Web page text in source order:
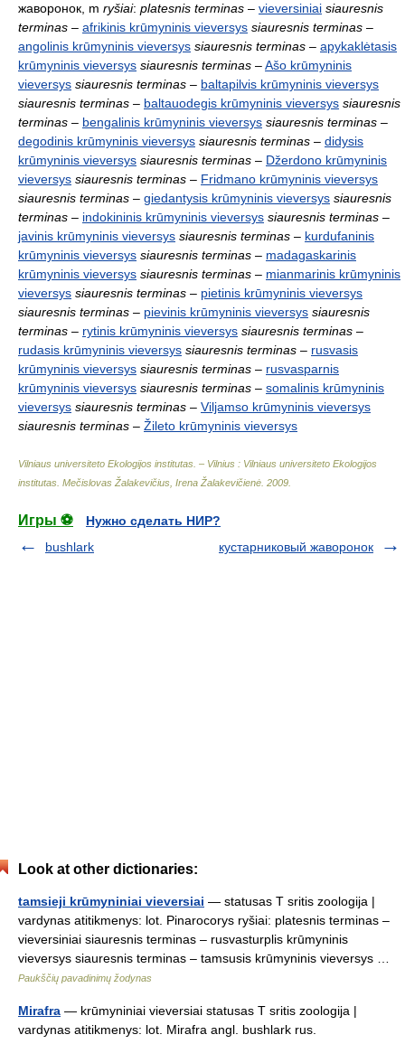
жаворонок, m ryšiai: platesnis terminas – vieversiniai siauresnis
terminas – afrikinis krūmyninis vieversys siauresnis terminas –
angolinis krūmyninis vieversys siauresnis terminas – apykaklėtasis
krūmyninis vieversys siauresnis terminas –Ašo krūmyninis
vieversys siauresnis terminas – baltapilvis krūmyninis vieversys
siauresnis terminas – baltauodegis krūmyninis vieversys siauresnis
terminas – bengalinis krūmyninis vieversys siauresnis terminas –
degodinis krūmyninis vieversys siauresnis terminas – didysis
krūmyninis vieversys siauresnis terminas – Džerdono krūmyninis
vieversys siauresnis terminas – Fridmano krūmyninis vieversys
siauresnis terminas – giedantysis krūmyninis vieversys siauresnis
terminas – indokininis krūmyninis vieversys siauresnis terminas –
javinis krūmyninis vieversys siauresnis terminas – kurdufaninis
krūmyninis vieversys siauresnis terminas – madagaskarinis
krūmyninis vieversys siauresnis terminas – mianmarinis krūmyninis
vieversys siauresnis terminas – pietinis krūmyninis vieversys
siauresnis terminas – pievinis krūmyninis vieversys siauresnis
terminas – rytinis krūmyninis vieversys siauresnis terminas –
rudasis krūmyninis vieversys siauresnis terminas – rusvasis
krūmyninis vieversys siauresnis terminas – rusvasparnis
krūmyninis vieversys siauresnis terminas – somalinis krūmyninis
vieversys siauresnis terminas – Viljamso krūmyninis vieversys
siauresnis terminas – Žileto krūmyninis vieversys
Vilniaus universiteto Ekologijos institutas. – Vilnius : Vilniaus universiteto Ekologijos
institutas Mečislovas Žalakevičius, Irena Žalakevičienė 2009
Игры ⚽
Нужно сделать НИР?
bushlark
кустарниковый жаворонок
Look at other dictionaries:
tamsieji krūmyniniai vieversiai — statusas T sritis zoologija |
vardynas atitikmenys: lot. Pinarocorys ryšiai: platesnis terminas –
vieversiniai siauresnis terminas – rusvasturplis krūmyninis
vieversys siauresnis terminas – tamsusis krūmyninis vieversys …
Paukščių pavadinimų žodynas
Mirafra — krūmyniniai vieversiai statusas T sritis zoologija |
vardynas atitikmenys: lot. Mirafra angl. bushlark rus.